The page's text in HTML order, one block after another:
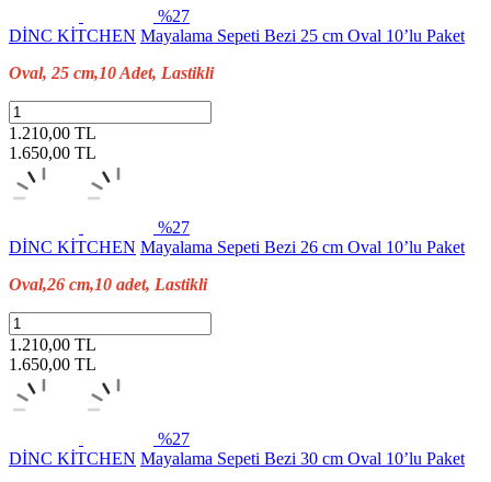
%27
DİNC KİTCHEN Mayalama Sepeti Bezi 25 cm Oval 10’lu Paket
Oval, 25 cm,10 Adet, Lastikli
1.210,00 TL
1.650,00 TL
%27
DİNC KİTCHEN Mayalama Sepeti Bezi 26 cm Oval 10’lu Paket
Oval,26 cm,10 adet, Lastikli
1.210,00 TL
1.650,00 TL
%27
DİNC KİTCHEN Mayalama Sepeti Bezi 30 cm Oval 10’lu Paket